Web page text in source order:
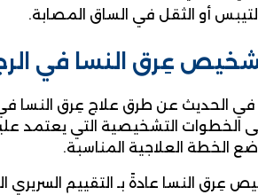
أو الثقل في الساق المصابة.
عِرق النسا في
في الحديث عن طرق علاج عِرق النسا في
الخطوات التشخيصية التي يعتمد
الخطة العلاجية المناسبة.
عِرق النسا عادةً بـ التقييم